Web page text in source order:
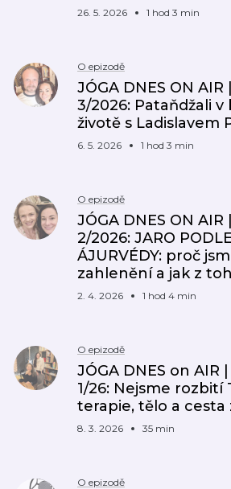
26. 5. 2026 1 hod 3 min
O epizodě
JÓGA DNES ON
3/2026: Pataňdžali v
životě s Ladislavem
6. 5. 2026 1 hod 3 min
O epizodě
JÓGA DNES ON
2/2026: JARO PODLE
ÁJURVÉDY: proč
zahlenění a jak z
2. 4. 2026 1 hod 4 min
O epizodě
JÓGA DNES on AIR
1/26: Nejsme rozbití
terapie, tělo a cesta
8. 3. 2026 35 min
O epizodě